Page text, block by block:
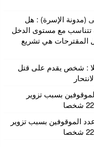
(مدونة الإسرة) : هل
تتناسب مع مستوى الدخل
المقترحات هي تشريع
: شخص يقدم على قتل
بسبب تزوير
الموقوفين بسبب تزوير